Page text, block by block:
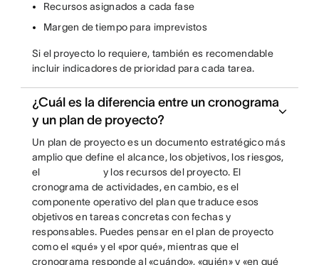
Recursos asignados a cada fase
Margen de tiempo para imprevistos
Si el proyecto lo requiere, también es recomendable
incluir indicadores de prioridad para cada tarea.
¿Cuál es la diferencia entre un cronograma
y un plan de proyecto?
Un plan de proyecto es un documento estratégico más
amplio que define el alcance, los objetivos, los riesgos,
el
y los recursos del proyecto. El
cronograma de actividades, en cambio, es el
componente operativo del plan que traduce esos
objetivos en tareas concretas con fechas y
responsables. Puedes pensar en el plan de proyecto
como el «qué» y el «por qué», mientras que el
cronograma responde al «cuándo», «quién» y «en qué